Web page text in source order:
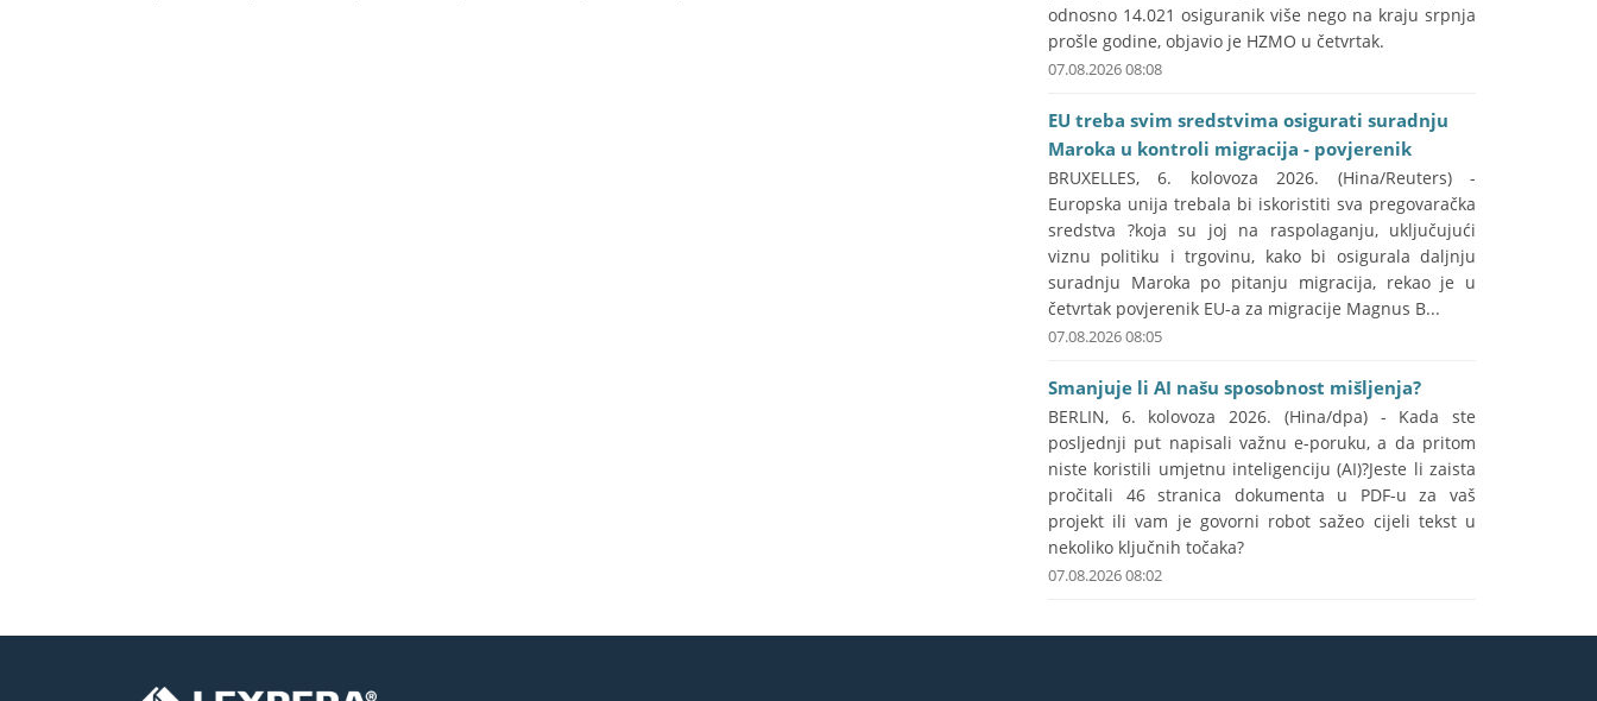
odnosno 14.021 osiguranik više nego na kraju srpnja
prošle godine, objavio je HZMO u četvrtak.
07.08.2026 08:08
EU treba svim sredstvima osigurati suradnju
Maroka u kontroli migracija - povjerenik
BRUXELLES, 6. kolovoza 2026. (Hina/Reuters) -
Europska unija trebala bi iskoristiti sva pregovaračka
sredstva ?koja su joj na raspolaganju, uključujući
viznu politiku i trgovinu, kako bi osigurala daljnju
suradnju Maroka po pitanju migracija, rekao je u
četvrtak povjerenik EU-a za migracije Magnus B...
07.08.2026 08:05
Smanjuje li AI našu sposobnost mišljenja?
BERLIN, 6. kolovoza 2026. (Hina/dpa) - Kada ste
posljednji put napisali važnu e-poruku, a da pritom
niste koristili umjetnu inteligenciju (AI)?Jeste li zaista
pročitali 46 stranica dokumenta u PDF-u za vaš
projekt ili vam je govorni robot sažeo cijeli tekst u
nekoliko ključnih točaka?
07.08.2026 08:02